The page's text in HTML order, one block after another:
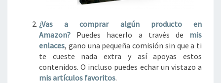
¿Vas a comprar algúnproducto en
Amazon? Puedes hacerlo a través de mis
enlaces, gano una pequeña comisión sin que a ti
te cueste nada extra y así apoyas estos
contenidos. O incluso puedes echar un vistazo a
mis artículos favoritos.